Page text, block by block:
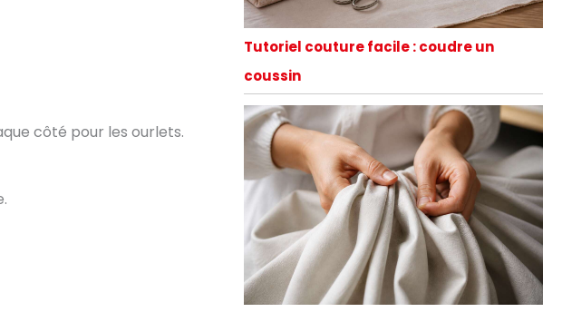
côté pour les ourlets.
Tutoriel couture facile : coudre un
coussin